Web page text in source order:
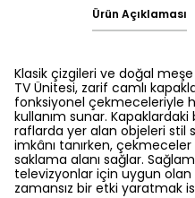
Ürün Açıklaması
Klasik çizgileri ve doğal
TV Ünitesi, zarif camlı
fonksiyonel çekmeceleriyle
kullanım sunar.
raflarda yer alan objeleri stil
imkânı tanırken,
saklama alanı sağlar.
televizyonlar için uygun
zamansız bir etki yaratmak